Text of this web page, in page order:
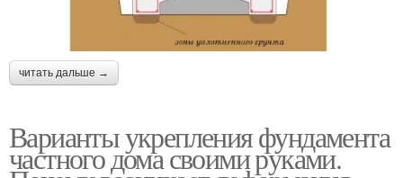
читать дальше →
Варианты укрепления фундамента
частного дома своими руками.